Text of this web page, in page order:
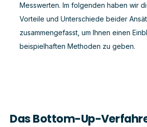
Messwerten. Im folgenden haben wir
Vorteile und Unterschiede beider
zusammengefasst , um Ihnen einen
beispielhaften Methoden zu geben.
Das Bottom-Up-